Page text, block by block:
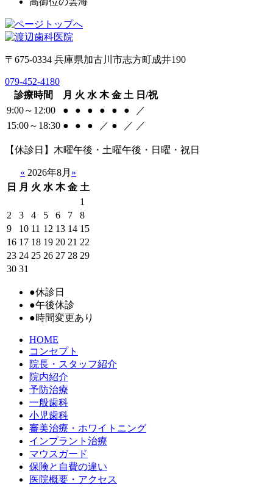
〒675-0334 兵庫県加古川市志方町成井190
079-452-4180
診療時間
月 火 水 木 金 土 日/祝
9:00～12:00
● ● ● ● ● ●
／
15:00～18:30 ● ● ● ／ ● ／ ／
【休診日】木曜午後・土曜午後・日曜・祝日
« 2026年8月 »
日
月 火 水 木 金 土
1
2
3 4 5 6 7
8
9
10 11 12 13 14 15
16 17 18 19 20 21 22
23 24 25 26 27 28 29
30 31
●休診日
●午後休診
●時間変更あり
HOME
コンセプト
院長・スタッフ紹介
院内紹介
予防治療
一般歯科
小児歯科
審美治療・ホワイトニング
インプラント治療
マウスガード
保険と自費の違い
医院概要・アクセス